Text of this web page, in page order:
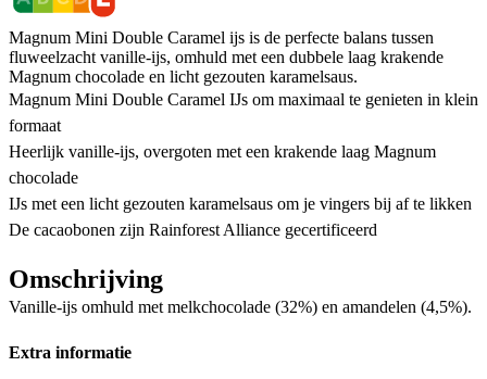
Magnum Mini Double Caramel ijs is de perfecte balans tussen
fluweelzacht vanille-ijs, omhuld met een dubbele laag krakende
Magnum chocolade en licht gezouten karamelsaus.
Magnum Mini Double Caramel IJs om maximaal te genieten in klein
formaat
Heerlijk vanille-ijs, overgoten met een krakende laag Magnum
chocolade
IJs met een licht gezouten karamelsaus om je vingers bij af te likken
De cacaobonen zijn Rainforest Alliance gecertificeerd
Omschrijving
Vanille-ijs omhuld met melkchocolade (32%) en amandelen (4,5%).
Extra informatie